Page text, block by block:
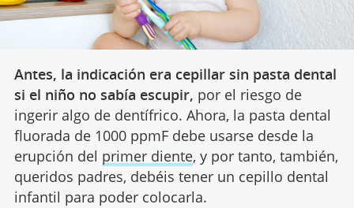
Antes, la indicación era cepillar sin pasta dental
si el niño no sabía escupir, por el riesgo de
ingerir algo de dentífrico. Ahora, la pasta dental
fluorada de 1000 ppmF debe usarse desde la
erupción del primer diente, y por tanto, también,
queridos padres, debéis tener un cepillo dental
infantil para poder colocarla.